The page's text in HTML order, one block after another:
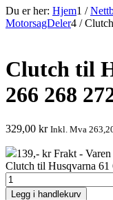
Du er her: Hjem1 /
MotorsagDeler4 /
Clutch til
266 268
329,00 kr Inkl. Mva
139,- kr Frakt -
Clutch til Husqvarna 61
Legg i handlekurv